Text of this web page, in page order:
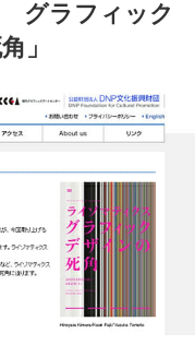
グラフィック
」